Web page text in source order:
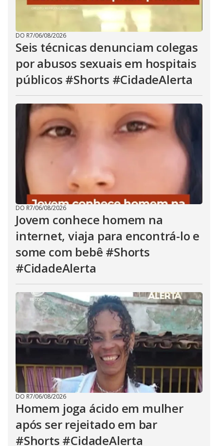
DO R7/06/08/2026
Seis técnicas denunciam colegas
por abusos sexuais em hospitais
públicos #Shorts #CidadeAlerta
DO R7/06/08/2026
Jovem conhece homem na
internet, viaja para encontrá-lo e
some com bebê #Shorts
#CidadeAlerta
DO R7/06/08/2026
Homem joga ácido em mulher
após ser rejeitado em bar
#Shorts #CidadeAlerta